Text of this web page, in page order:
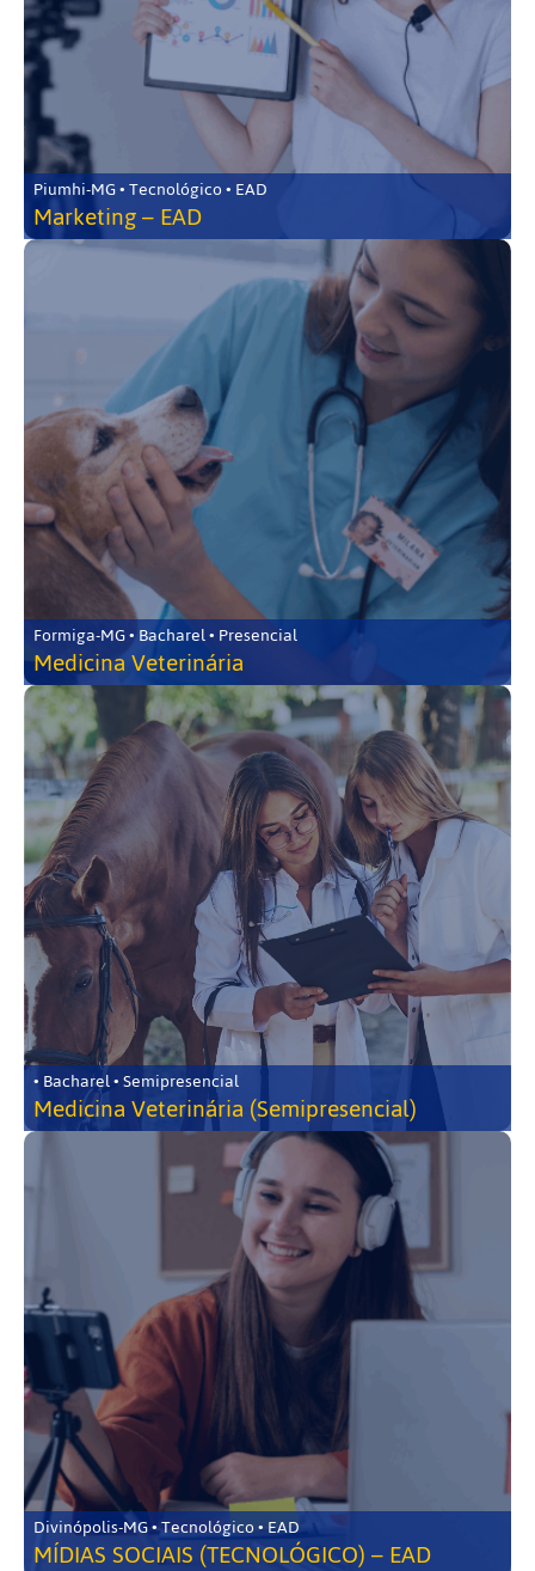
Piumhi-MG • Tecnológico • EAD
Marketing – EAD
Formiga-MG • Bacharel • Presencial
Medicina Veterinária
• Bacharel • Semipresencial
Medicina Veterinária (Semipresencial)
Divinópolis-MG • Tecnológico • EAD
MÍDIAS SOCIAIS (TECNOLÓGICO) – EAD